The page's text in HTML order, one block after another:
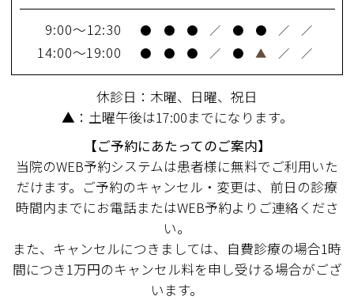
9:00～12:30 ● ● ● ／ ● ● ／ ／
14:00～19:00 ● ● ● ／ ● ▲ ／ ／
休診日：木曜、日曜、祝日
▲：土曜午後は17:00までになります。
【ご予約にあたってのご案内】
当院のWEB予約システムは患者様に無料でご利用いた
だけます。ご予約のキャンセル・変更は、前日の診療
時間内までにお電話またはWEB予約よりご連絡くださ
い。
また、キャンセルにつきましては、自費診療の場合1時
間につき1万円のキャンセル料を申し受ける場合がござ
います。